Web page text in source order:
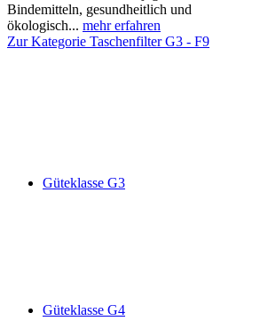
Bindemitteln, gesundheitlich und
ökologisch... mehr erfahren
Zur Kategorie Taschenfilter G3 - F9
Güteklasse G3
Güteklasse G4